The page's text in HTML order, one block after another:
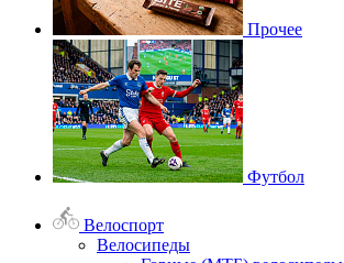
Прочее
Футбол
Велоспорт
Велосипеды